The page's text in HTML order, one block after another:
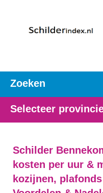
Zoeken
Selecteer
Schilder
kosten per uur &
kozijnen,